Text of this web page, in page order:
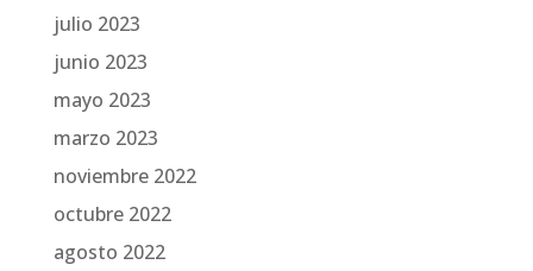
julio 2023
junio 2023
mayo 2023
marzo 2023
noviembre 2022
octubre 2022
agosto 2022